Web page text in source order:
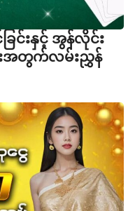
ြင်းနှင့် အွန်လိုင်း
င်းအတွက်လမ်းညွှန်